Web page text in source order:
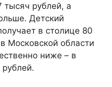
тысяч рублей, а
Детский
в столице 80
Московской области
ниже – в